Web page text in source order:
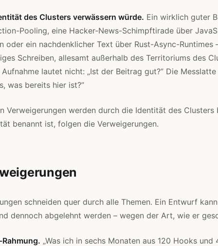
des Clusters verwässern würde. Ein wirklich guter
Pooling, eine Hacker-News-Schimpftirade über
oder ein nachdenklicher Text über Rust-Async-Runtimes
Schreiben, allesamt außerhalb des Territoriums des
lautet nicht: „Ist der Beitrag gut?” Die
was bereits hier ist?”
Verweigerungen werden durch die Identität des Clusters
benannt ist, folgen die Verweigerungen.
schneiden quer durch alle Themen. Ein Entwurf
dennoch abgelehnt werden – wegen der Art, wie er
„Was ich in sechs Monaten aus 120 Hooks und